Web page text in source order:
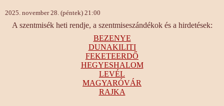
2025. november 28. (péntek) 21:00
A szentmisék heti rendje, a szentmiseszándékok és a hirdetések:
BEZENYE
DUNAKILITI
FEKETEERDŐ
HEGYESHALOM
LEVÉL
MAGYARÓVÁR
RAJKA